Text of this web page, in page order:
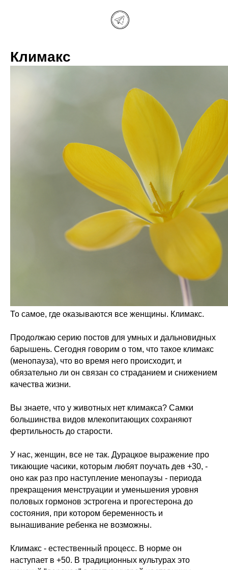
Климакс
​То самое, где оказываются все женщины. Климакс.
Продолжаю серию постов для умных и дальновидных
барышень. Сегодня говорим о том, что такое климакс
(менопауза), что во время него происходит, и
обязательно ли он связан со страданием и снижением
качества жизни.
Вы знаете, что у животных нет климакса? Самки
большинства видов млекопитающих сохраняют
фертильность до старости.
У нас, женщин, все не так. Дурацкое выражение про
тикающие часики, которым любят поучать дев +30, -
оно как раз про наступление менопаузы - периода
прекращения менструации и уменьшения уровня
половых гормонов эстрогена и прогестерона до
состояния, при котором беременность и
вынашивание ребенка не возможны.
Климакс - естественный процесс. В норме он
наступает в +50. В традиционных культурах это